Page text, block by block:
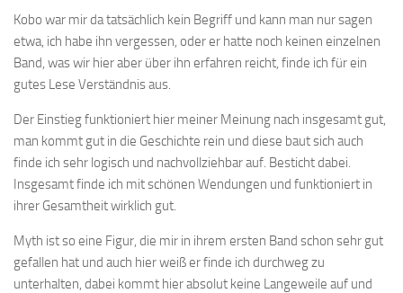
Kobo war mir da tatsächlich kein Begriff und kann man nur sagen
etwa, ich habe ihn vergessen, oder er hatte noch keinen einzelnen
Band, was wir hier aber über ihn erfahren reicht, finde ich für ein
gutes Lese Verständnis aus.
Der Einstieg funktioniert hier meiner Meinung nach insgesamt gut,
man kommt gut in die Geschichte rein und diese baut sich auch
finde ich sehr logisch und nachvollziehbar auf. Besticht dabei.
Insgesamt finde ich mit schönen Wendungen und funktioniert in
ihrer Gesamtheit wirklich gut.
Myth ist so eine Figur, die mir in ihrem ersten Band schon sehr gut
gefallen hat und auch hier weiß er finde ich durchweg zu
unterhalten, dabei kommt hier absolut keine Langeweile auf und